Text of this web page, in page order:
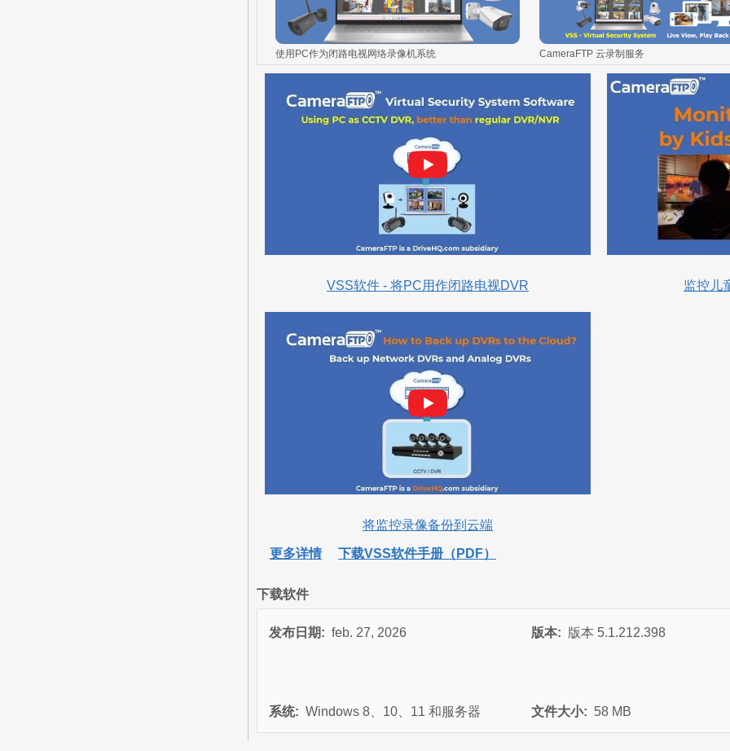
使用PC作为闭路电视网络录像机系统 CameraFTP 云录制服务
VSS软件 - 将PC用作闭路电视DVR 监控儿
将监控录像备份到云端
更多详情 下载VSS软件手册（PDF）
下载软件
发布日期: feb. 27, 2026 版本: 版本 5.1.212.398
系统: Windows 8、10、11 和服务器 文件大小: 58 MB